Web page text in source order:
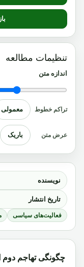
نویسنده
تاریخ انتشار
فعالیت‌های سیاسی
چگونگی تهاجم دوم
تنظیمات مطالعه
اندازه متن
تراکم خطوط معمولی
عرض متن باریک